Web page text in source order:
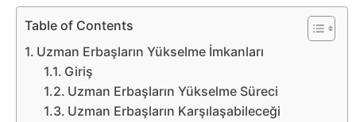
Belgesel
Bilgi
Bilgisayar
Table of Contents
Uzman Erbaşların Yükselme İmkanları
Giriş
Uzman Erbaşların Yükselme Süreci
Uzman Erbaşların Karşılaşabileceği